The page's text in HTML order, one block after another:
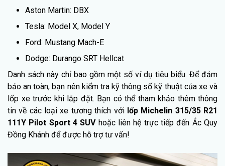
Aston Martin: DBX
Tesla: Model X, Model Y
Ford: Mustang Mach-E
Dodge: Durango SRT Hellcat
Danh sách này chỉ bao gồm một số ví dụ tiêu biểu. Để đảm
bảo an toàn, bạn nên kiểm tra kỹ thông số kỹ thuật của xe và
lốp xe trước khi lắp đặt. Bạn có thể tham khảo thêm thông
tin về các loại xe tương thích với lốp Michelin 315/35 R21
111Y Pilot Sport 4 SUVhoặc liên hệ trực tiếp đến Ắc Quy
Đồng Khánh để được hỗ trợ tư vấn!